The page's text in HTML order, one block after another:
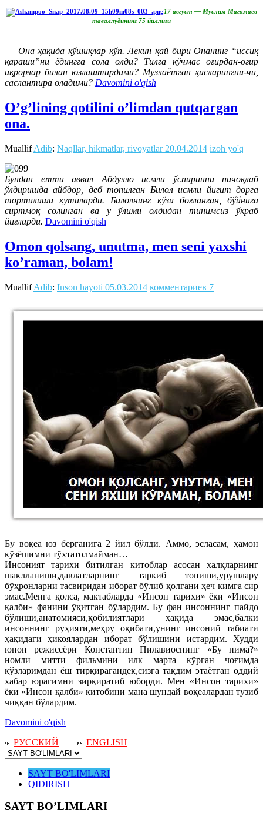
17 август — Муслим Магомаев
таваллудининг 75 йиллиги
Она ҳақида қўшиқлар кўп. Лекин қай бири Онанинг “иссиқ
қараши”ни ёдингга сола олди? Тилга кўчмас оғирдан-оғир
иқрорлар билан юзлаштирдими? Музлаётган ҳисларингни-чи,
саслантира оладими? Davomini o'qish
O’g’lining qotilini o’limdan qutqargan
ona.
MuallifAdib: Naqllar, hikmatlar, rivoyatlar 20.04.2014 izoh yo'q
Бундан етти аввал Абдулло исмли ўспиринни пичоқлаб
ўлдиришда айбдор, деб топилган Билол исмли йигит дорга
тортилиши кутиларди. Билолнинг кўзи боғланган, бўйнига
сиртмоқ солинган ва у ўлими олдидан тинимсиз ўкраб
йиғларди. Davomini o'qish
Omon qolsang, unutma, men seni yaxshi
ko’raman, bolam!
MuallifAdib: Inson hayoti 05.03.2014 комментариев 7
Бу воқеа юз берганига 2 йил бўлди. Аммо, эсласам, ҳамон
кўзёшимни тўхтатолмайман…
Инсоният тарихи битилган китоблар асосан халқларнинг
шаклланиши,давлатларнинг таркиб топиши,урушлару
бўҳронларни тасвиридан иборат бўлиб қолгани ҳеч кимга сир
эмас.Менга қолса, мактабларда «Инсон тарихи» ёки «Инсон
қалби» фанини ўқитган бўлардим. Бу фан инсоннинг пайдо
бўлиши,анатомияси,қобилиятлари ҳақида эмас,балки
инсоннинг руҳияти,меҳру оқибати,унинг инсоний табиати
ҳақидаги ҳикоялардан иборат бўлишини истардим. Худди
юнон режиссёри Константин Пилавиоснинг «Бу нима?»
номли митти фильмини илк марта кўрган чоғимда
кўзларимдан ёш тирқирагандек,сизга тақдим этаётган оддий
хабар юрагимни зирқиратиб юборди. Мен «Инсон тарихи»
ёки «Инсон қалби» китобини мана шундай воқеалардан тузиб
чиққан бўлардим.
Davomini o'qish
РУССКИЙ
ENGLISH
SAYT BO'LIMLARI
QIDIRISH
SAYT BO’LIMLARI